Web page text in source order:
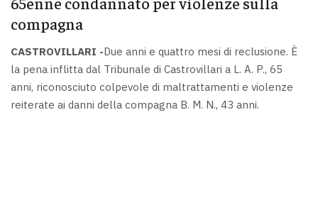
compagna
CASTROVILLARI -Due anni e quattro mesi di reclusione. È
la pena inflitta dal Tribunale di Castrovillari a L. A. P., 65
anni, riconosciuto colpevole di maltrattamenti e violenze
reiterate ai danni della compagna B. M. N., 43 anni.